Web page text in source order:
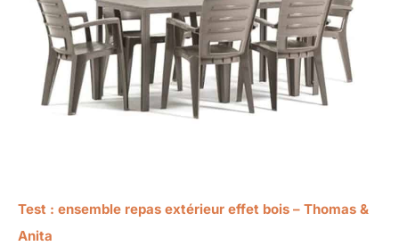
Test : ensemble repas extérieur effet bois – Thomas &
Anita